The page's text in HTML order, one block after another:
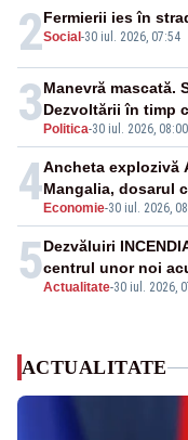
2Social -30 iul. 2026, 07:54
Fermierii ies în
3 Politica-30 iul. 2026, 08:00
Manevră mascată.
Dezvoltării în timp
4 Economie-30 iul. 2026,
Ancheta explozivă
Mangalia, dosarul
5Actualitate-30 iul. 2026,
Dezvăluiri
centrul unor noi
ACTUALITATE